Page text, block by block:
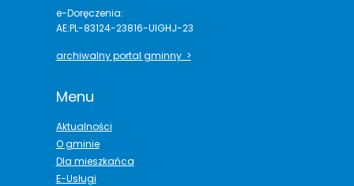
e-Doręczenia:
AE:PL-83124-23816-UIGHJ-23
archiwalny portal gminny >
Menu
Aktualności
O gminie
Dla mieszkańca
E-Usługi